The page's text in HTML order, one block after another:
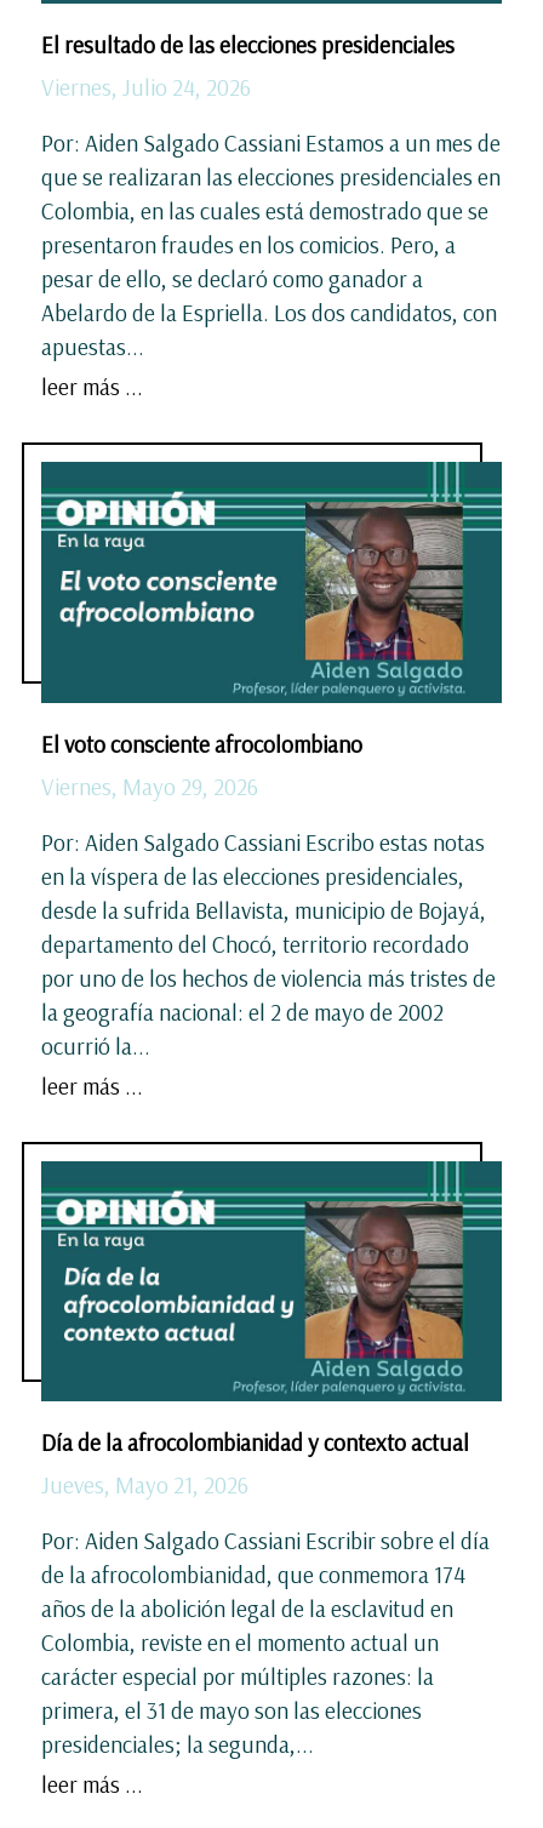
El resultado de las elecciones presidenciales
Viernes, Julio 24, 2026
Por: Aiden Salgado Cassiani Estamos a un mes de
que se realizaran las elecciones presidenciales en
Colombia, en las cuales está demostrado que se
presentaron fraudes en los comicios. Pero, a
pesar de ello, se declaró como ganador a
Abelardo de la Espriella. Los dos candidatos, con
apuestas...
leer más ...
El voto consciente afrocolombiano
Viernes, Mayo 29, 2026
Por: Aiden Salgado Cassiani Escribo estas notas
en la víspera de las elecciones presidenciales,
desde la sufrida Bellavista, municipio de Bojayá,
departamento del Chocó, territorio recordado
por uno de los hechos de violencia más tristes de
la geografía nacional: el 2 de mayo de 2002
ocurrió la...
leer más ...
Día de la afrocolombianidad y contexto actual
Jueves, Mayo 21, 2026
Por: Aiden Salgado Cassiani Escribir sobre el día
de la afrocolombianidad, que conmemora 174
años de la abolición legal de la esclavitud en
Colombia, reviste en el momento actual un
carácter especial por múltiples razones: la
primera, el 31 de mayo son las elecciones
presidenciales; la segunda,...
leer más ...